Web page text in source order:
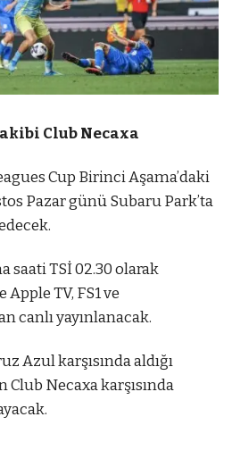
Club Necaxa
Cup Birinci Aşama’daki
Pazar günü Subaru Park’ta
saati TSİ 02.30 olarak
TV, FS1 ve
canlı yayınlanacak.
Azul karşısında aldığı
Necaxa karşısında